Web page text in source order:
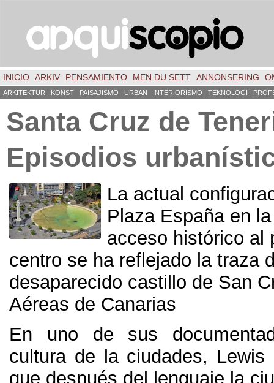
INICIO ARKIV PENSAMIENTO MEN DU SETT ANNONSERING
ARKITEKTUR KONST PAISAJISMO URBAN INTERIORISMO TEKNOLOGI
Santa Cruz de
Episodios
La actual
Plaza España en
acceso histórico al
centro se ha reflejado la traza
desaparecido castillo de San
Aéreas de Canarias
En uno de sus
cultura de la ciudades, Lewis
que después del lenguaje la